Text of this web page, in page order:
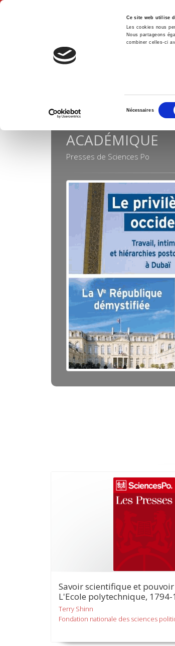
Ce site web utilise
Les cookies nous
Nous partageons
combiner celles-ci
consentement
Nécessaires
ACADÉMIQUE
Presses de Sciences Po
Savoir scientifique et
L'Ecole polytechnique,
Terry Shinn
Fondation nationale des sciences